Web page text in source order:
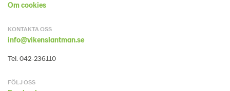
Om cookies
KONTAKTA OSS
info@vikenslantman.se
Tel. 042-236110
FÖLJ OSS